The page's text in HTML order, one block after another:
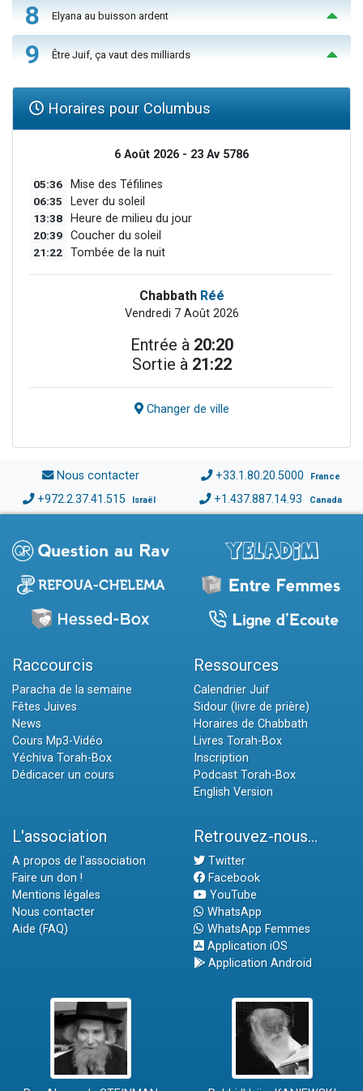
8 Elyana au buisson ardent
9 Être Juif, ça vaut des milliards
Horaires pour Columbus
6 Août 2026 - 23 Av 5786
05:36 Mise des Téfilines
06:35 Lever du soleil
13:38 Heure de milieu du jour
20:39 Coucher du soleil
21:22 Tombée de la nuit
Chabbath Réé
Vendredi 7 Août 2026
Entrée à 20:20
Sortie à 21:22
Changer de ville
Nous contacter +33.1.80.20.5000 France
+972.2.37.41.515 Israël +1.437.887.14.93 Canada
Raccourcis
Paracha de la semaine
Fêtes Juives
News
Cours Mp3-Vidéo
Yéchiva Torah-Box
Dédicacer un cours
Ressources
Calendrier Juif
Sidour (livre de prière)
Horaires de Chabbath
Livres Torah-Box
Inscription
Podcast Torah-Box
English Version
L'association
A propos de l'association
Faire un don !
Mentions légales
Nous contacter
Aide (FAQ)
Retrouvez-nous...
Twitter
Facebook
YouTube
WhatsApp
WhatsApp Femmes
Application iOS
Application Android